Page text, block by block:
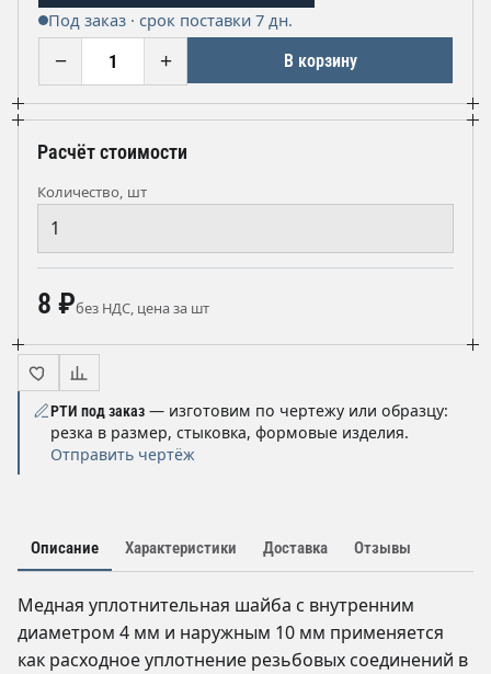
Под заказ · срок поставки 7 дн.
− + В корзину
Расчёт стоимости
Количество, шт
8 ₽без НДС, цена за шт
РТИ под заказ — изготовим по чертежу или образцу:
резка в размер, стыковка, формовые изделия.
Отправить чертёж
Описание Характеристики Доставка Отзывы
Медная уплотнительная шайба с внутренним
диаметром 4 мм и наружным 10 мм применяется
как расходное уплотнение резьбовых соединений в